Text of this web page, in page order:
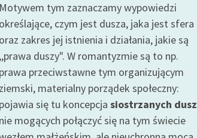
Motywem tym zaznaczamy wypowiedzi
określające, czym jest dusza, jaka jest sfera
oraz zakres jej istnienia i działania, jakie są
,,prawa duszy". W romantyzmie są to np.
prawa przeciwstawne tym organizującym
ziemski, materialny porządek społeczny:
pojawia się tu koncepcja siostrzanych dusz
nie mogących połączyć się na tym świecie